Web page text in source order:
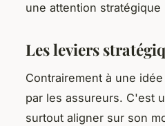
une attention
Les leviers
Contrairement à une
par les assureurs. C'est
surtout aligner sur son